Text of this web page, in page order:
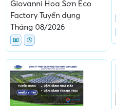
Giovanni Hoa Sơn Eco
Factory Tuyển dụng
Tháng 08/2026